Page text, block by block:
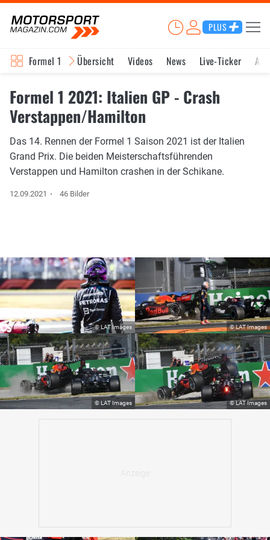
PLUS
Formel 1 Übersicht Videos News Live-Ticker
Formel 1 2021: Italien GP - Crash
Verstappen/Hamilton
Das 14. Rennen der Formel 1 Saison 2021 ist der Italien
Grand Prix. Die beiden Meisterschaftsführenden
Verstappen und Hamilton crashen in der Schikane.
12.09.2021 46 Bilder